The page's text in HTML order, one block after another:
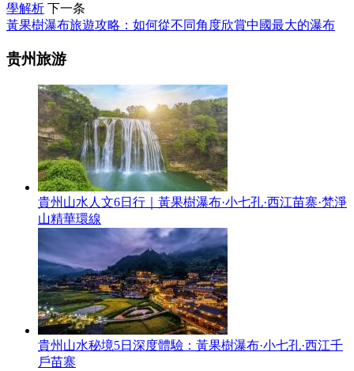
學解析 下一条
黃果樹瀑布旅遊攻略：如何從不同角度欣賞中國最大的瀑布
贵州旅游
貴州山水人文6日行｜黃果樹瀑布·小七孔·西江苗寨·梵淨
山精華環線
貴州山水秘境5日深度體驗：黃果樹瀑布·小七孔·西江千
戶苗寨